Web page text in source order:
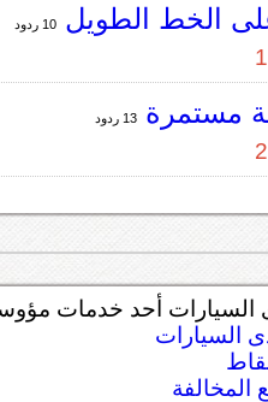
الخط الطويل10 ردود
1
مستمرة13 ردود
2
السيارات أحد خدمات
السيارات
المخالفة